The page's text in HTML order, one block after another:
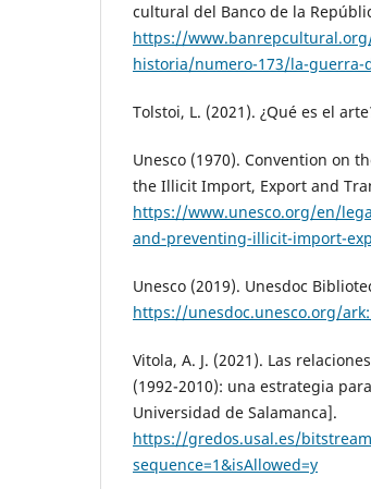
cultural del Banco de la
https://
historia/numero-173/la-guerra-
Tolstoi, L. (2021). ¿Qué es el
Unesco (1970). Convention on
the Illicit Import, Export and
https://www.unesco.org/en/
and-preventing-illicit-import-
Unesco (2019). Unesdoc
https://unesdoc.unesco.org/
Vitola, A. J. (2021). Las
(1992-2010): una estrategia
Universidad de Salamanca].
https://gredos.usal.es/
sequence=1&isAllowed=y